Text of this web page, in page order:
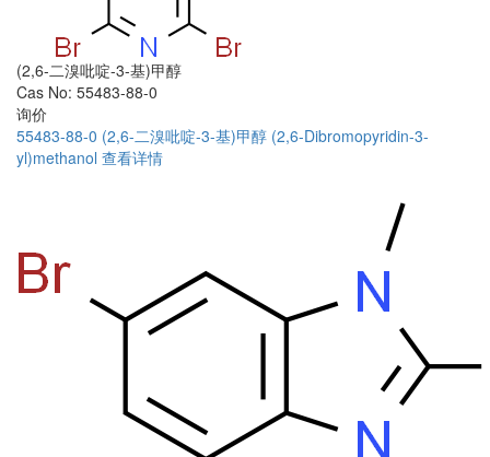
(2,6-二溴吡啶-3-基)甲醇
Cas No: 55483-88-0
询价
55483-88-0 (2,6-二溴吡啶-3-基)甲醇 (2,6-Dibromopyridin-3-
yl)methanol 查看详情